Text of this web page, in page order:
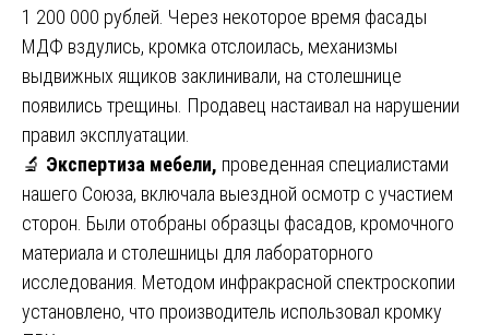
1 200 000 рублей. Через некоторое время фасады
МДФ вздулись, кромка отслоилась, механизмы
выдвижных ящиков заклинивали, на столешнице
появились трещины. Продавец настаивал на нарушении
правил эксплуатации.
🔬 Экспертиза мебели, проведенная специалистами
нашего Союза, включала выездной осмотр с участием
сторон. Были отобраны образцы фасадов, кромочного
материала и столешницы для лабораторного
исследования. Методом инфракрасной спектроскопии
установлено, что производитель использовал кромку